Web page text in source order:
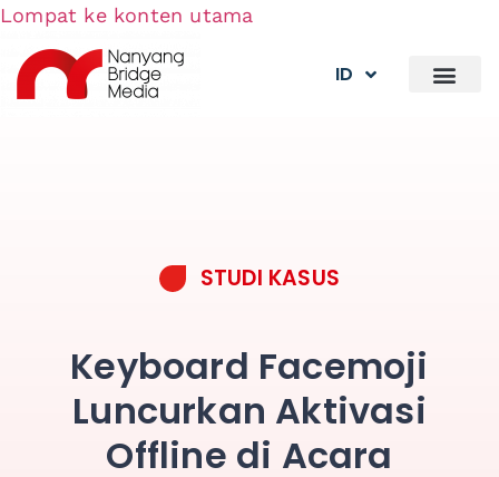
Lompat ke konten utama
ID
STUDI KASUS
Keyboard Facemoji
Luncurkan Aktivasi
Offline di Acara